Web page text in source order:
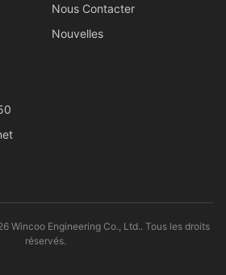
Nous Contacter
Nouvelles
Wincoo Engineering Co., Ltd.. Tous les droits
réservés.